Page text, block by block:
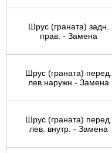
Шрус (граната) задн.
прав. - Замена
Шрус (граната) перед.
лев наружн.- Замена
Шрус (граната) перед.
лев. внутр. - Замена